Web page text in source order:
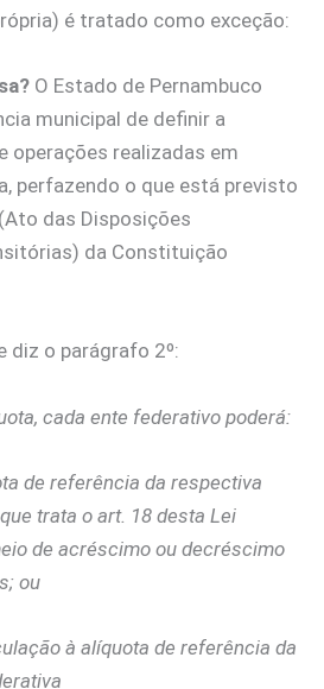
é tratado como exceção:
O Estado de Pernambuco
municipal de definir a
operações realizadas em
perfazendo o que está previsto
(Ato das Disposições
da Constituição
diz o parágrafo 2º:
cada ente federativo poderá:
de referência da respectiva
trata o art. 18 desta Lei
de acréscimo ou decréscimo
ou
à alíquota de referência da